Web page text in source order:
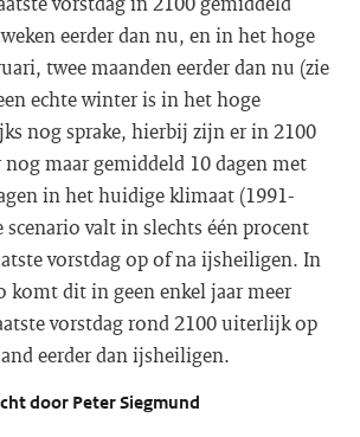
eerder dan nu, en in het hoge
twee maanden eerder dan nu (zie
echte winter is in het hoge
nog sprake, hierbij zijn er in 2100
maar gemiddeld 10 dagen met
in het huidige klimaat (1991-
scenario valt in slechts één procent
vorstdag op of na ijsheiligen. In
komt dit in geen enkel jaar meer
vorstdag rond 2100 uiterlijk op
eerder dan ijsheiligen.
door Peter Siegmund